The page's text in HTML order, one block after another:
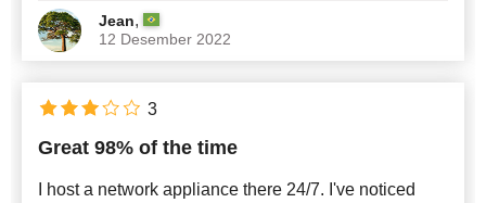
Jean,
12 Desember 2022
Great 98% of the time
I host a network appliance there 24/7. I've noticed
3